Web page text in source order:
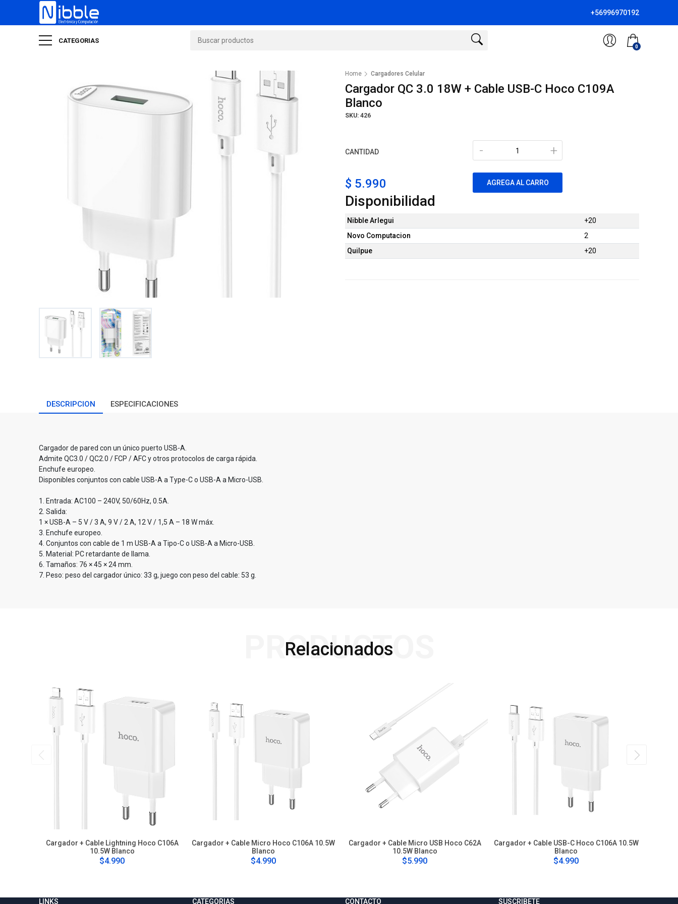
+56996970192
CATEGORIAS
0
Home Cargadores Celular
Cargador QC 3.0 18W + Cable USB-C Hoco C109A
Blanco
SKU: 426
CANTIDAD +
-
$ 5.990 AGREGA AL CARRO
Disponibilidad
Nibble Arlegui
+20
Novo Computacion
2
Quilpue
+20
DESCRIPCION ESPECIFICACIONES
Cargador de pared con un único puerto USB-A.
Admite QC3.0 / QC2.0 / FCP / AFC y otros protocolos de carga rápida.
Enchufe europeo.
Disponibles conjuntos con cable USB-A a Type-C o USB-A a Micro-USB.
1. Entrada: AC100 – 240V, 50/60Hz, 0.5A.
2. Salida:
1 × USB-A – 5 V / 3 A, 9 V / 2 A, 12 V / 1,5 A – 18 W máx.
3. Enchufe europeo.
4. Conjuntos con cable de 1 m USB-A a Tipo-C o USB-A a Micro-USB.
5. Material: PC retardante de llama.
6. Tamaños: 76 × 45 × 24 mm.
7. Peso: peso del cargador único: 33 g, juego con peso del cable: 53 g.
Relacionados
PRODUCTOS
Cargador + Cable Lightning Hoco C106A
10.5W Blanco
$4.990
Cargador + Cable Micro Hoco C106A 10.5W
Blanco
$4.990
Cargador + Cable Micro USB Hoco C62A
10.5W Blanco
$5.990
Cargador + Cable USB-C Hoco C106A 10.5W
Blanco
$4.990
LINKS CATEGORIAS CONTACTO SUSCRIBETE